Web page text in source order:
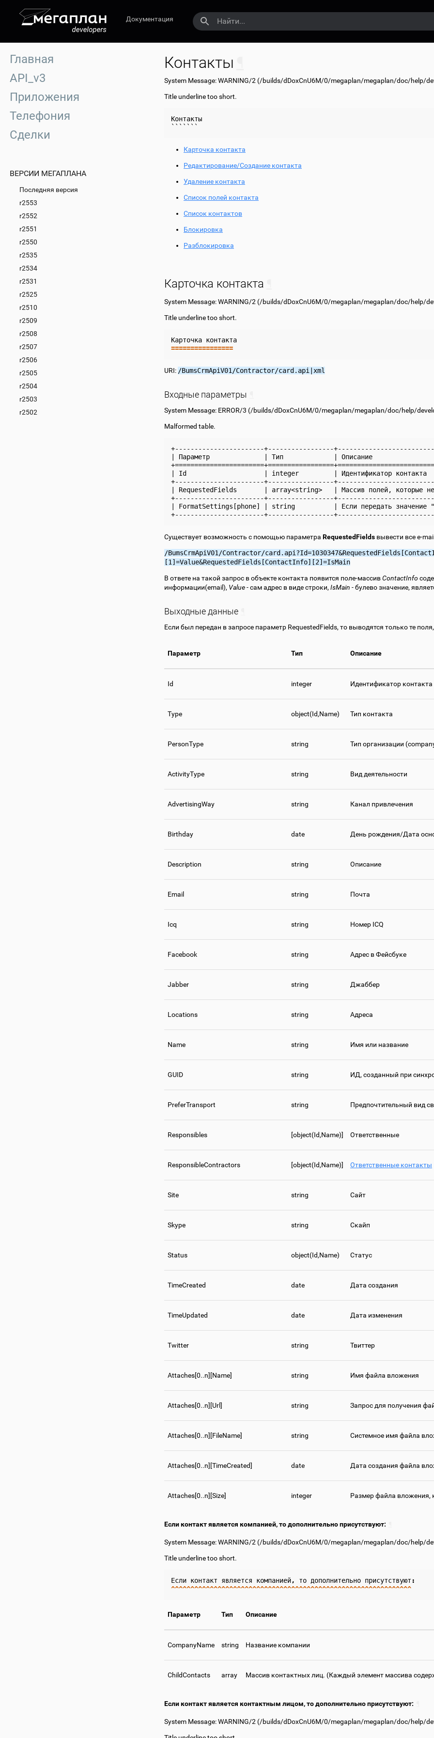
Документация
Главная
API_v3
Приложения
Телефония
Сделки
ВЕРСИИ МЕГАПЛАНА
Последняя версия
r2553
r2552
r2551
r2550
r2535
r2534
r2531
r2525
r2510
r2509
r2508
r2507
r2506
r2505
r2504
r2503
r2502
Контакты
System Message: WARNING/2 (/builds/dDoxCnU6M/0/megaplan/megaplan/doc/help/
Title underline too short.
Контакты
Карточка контакта
Редактирование/Создание контакта
Удаление контакта
Список полей контакта
Список контактов
Блокировка
Разблокировка
Карточка контакта
System Message: WARNING/2 (/builds/dDoxCnU6M/0/megaplan/megaplan/doc/help/
Title underline too short.
Карточка контакта
================
URI: /BumsCrmApiV01/Contractor/card.api|xml
Входные параметры
System Message: ERROR/3 (/builds/dDoxCnU6M/0/megaplan/megaplan/doc/help/
Malformed table.
+-----------------------+-----------------
| Параметр              | Тип             | Описание
| Id                    | integer         |
+-----------------------+-----------------
| RequestedFields       | array<string>   | Массив полей, которые
+-----------------------+-----------------
| FormatSettings[phone] | string          | Если передать значение
Существует возможность с помощью параметра RequestedFields вывести все e-
/BumsCrmApiV01/Contractor/
[1]=Value&RequestedFields[ContactInfo][2]=IsMain
В ответе на такой запрос в объекте контакта появится поле-массивContactInfo
информации(email), Value- сам адрес в виде строки, IsMain - булево значение,
Выходные данные
Если был передан в запросе параметр RequestedFields, то выводятся только те
Параметр Тип Описание
Id integer Идентификатор контакта
Type object(Id,Name) Тип контакта
PersonType string Тип организации
ActivityType string Вид деятельности
AdvertisingWay string Канал привлечения
Birthday date День рождения/Дата
Description string Описание
Email string Почта
Icq string Номер ICQ
Facebook string Адрес в Фейсбуке
Jabber string Джаббер
Locations string Адреса
Name string Имя или название
GUID string ИД, созданный при
PreferTransport string Предпочтительный вид
Responsibles [object(Id,Name)] Ответственные
ResponsibleContractors [object(Id,Name)] Ответственные контакты
Site string Сайт
Skype string Скайп
Status object(Id,Name) Статус
TimeCreated date Дата создания
TimeUpdated date Дата изменения
Twitter string Твиттер
Attaches[0..n][Name] string Имя файла вложения
Attaches[0..n][Url] string Запрос для получения
Attaches[0..n][FileName] string Системное имя файла
Attaches[0..n][TimeCreated] date Дата создания файла
Attaches[0..n][Size] integer Размер файла вложения,
Если контакт является компанией, то дополнительно присутствуют:
System Message: WARNING/2 (/builds/dDoxCnU6M/0/megaplan/megaplan/doc/help/
Title underline too short.
Если контакт является компанией, то дополнительно присутствуют :
^^^^^^^^^^^^^^^^^^^^^^^^^^^^^^^^^^^^^^^^^^^^^^^^^^^^^^^^^^^^^^
Параметр Тип Описание
CompanyName string Название компании
ChildContacts array Массив контактных лиц. (Каждый элемент массива
Если контакт является контактным лицом, то дополнительно присутствуют:
System Message: WARNING/2 (/builds/dDoxCnU6M/0/megaplan/megaplan/doc/help/